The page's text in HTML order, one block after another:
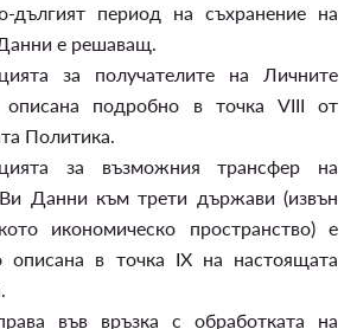
дългият период на съхранение на
е решаващ.
за получателите на Личните
подробно в точка VIII от
Политика.
за възможния трансфер на
Данни към трети държави (извън
икономическо пространство) е
описана в точка IX на настоящата
във връзка с обработката на